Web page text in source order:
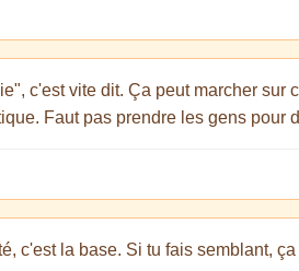
c'est vite dit. Ça peut marcher
Faut pas prendre les gens pour
c'est la base. Si tu fais semblant,